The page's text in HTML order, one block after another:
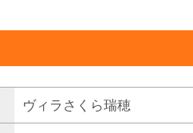
ヴィラさくら瑞穂